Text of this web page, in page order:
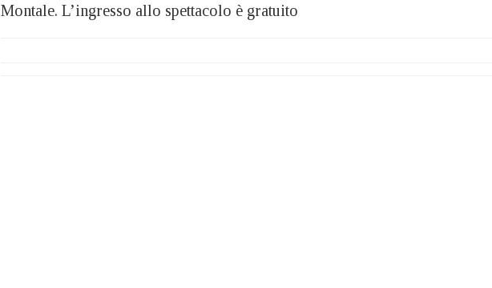
Montale. L’ingresso allo spettacolo è gratuito